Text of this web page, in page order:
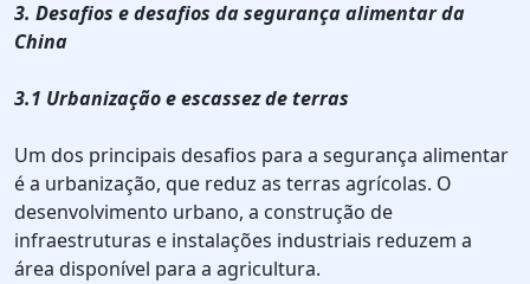
3. Desafios e desafios da segurança alimentar da
China
3.1 Urbanização e escassez de terras
Um dos principais desafios para a segurança alimentar
é a urbanização, que reduz as terras agrícolas. O
desenvolvimento urbano, a construção de
infraestruturas e instalações industriais reduzem a
área disponível para a agricultura.